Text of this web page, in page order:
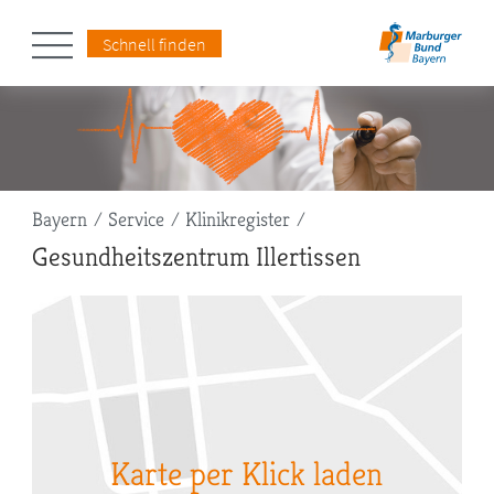
Schnell finden
Pfadnavigation
Bayern Service Klinikregister
Gesundheitszentrum Illertissen
Karte per Klick laden